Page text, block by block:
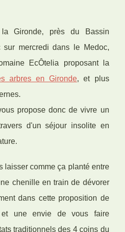
Gironde, près du Bassin
mercredi dans le Medoc,
EcÔtelia proposant la
arbres en Gironde, et plus
propose donc de vivre un
d'un séjour insolite en
laisser comme ça planté entre
chenille en train de dévorer
dans cette proposition de
et une envie de vous faire
traditionnels des 4 coins du